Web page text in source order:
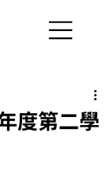
度第二學